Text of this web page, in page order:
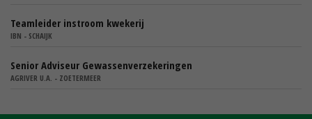
Teamleider instroom kwekerij
IBN - SCHAIJK
Senior Adviseur Gewassenverzekeringen
AGRIVER U.A. - ZOETERMEER